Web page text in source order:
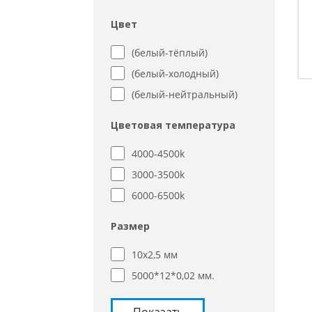
Цвет
(белый-тёплый)
(белый-холодный)
(белый-нейтральный)
Цветовая температура
4000-4500k
3000-3500k
6000-6500k
Размер
10x2,5 мм
5000*12*0,02 мм.